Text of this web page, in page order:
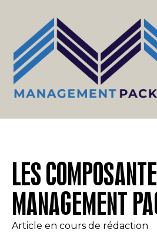
LES
MANAGEMENT
Article en cours de rédaction